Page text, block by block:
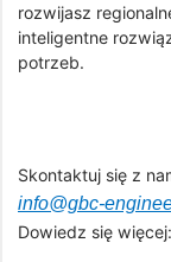
rozwijasz
inteligentne
potrzeb.
Skontaktuj się z
info@gbc-
Dowiedz się więcej: